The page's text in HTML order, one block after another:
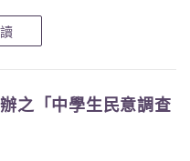
之「中學生民意調查